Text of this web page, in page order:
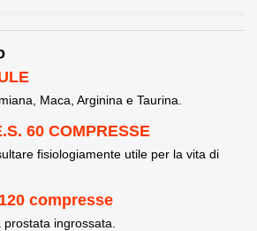
Maca, Arginina e Taurina.
60 COMPRESSE
fisiologiamente utile per la vita di
compresse
ingrossata.